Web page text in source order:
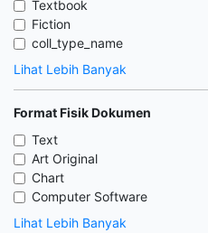
Textbook
Fiction
coll_type_name
Lihat Lebih Banyak
Format Fisik Dokumen
Text
Art Original
Chart
Computer Software
Lihat Lebih Banyak